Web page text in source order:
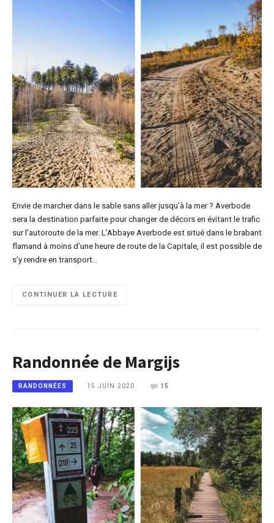
Envie de marcher dans le sable sans aller jusqu’à la mer ? Averbode
sera la destination parfaite pour changer de décors en évitant le trafic
sur l’autoroute de la mer. L’Abbaye Averbode est situé dans le brabant
flamand à moins d’une heure de route de la Capitale, il est possible de
s’y rendre en transport…
CONTINUER LA LECTURE
Randonnée de Margijs
RANDONNÉES 15 JUIN 2020 15